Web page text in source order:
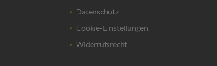
Datenschutz
Cookie-Einstellungen
Widerrufsrecht